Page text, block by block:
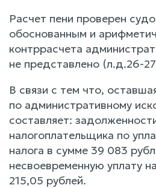
Расчет пени проверен
обоснованным и
контррасчета
не представлено (л.д.26-
В связи с тем что,
по административному
составляет:
налогоплательщика по
налога в сумме 39 083
несвоевременную уплату
215,05 рублей.